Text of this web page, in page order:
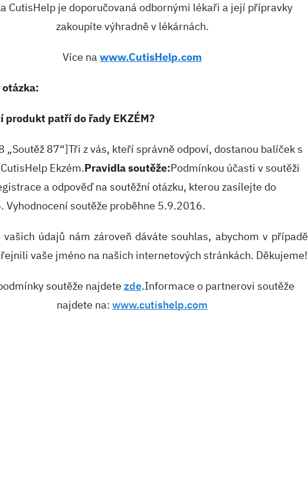
CutisHelp je doporučovaná odbornými lékaři a její přípravky
zakoupíte výhradně v lékárnách.
Více na www.CutisHelp.com
produkt patří do řady EKZÉM?
„Soutěž 87“]Tři z vás, kteří správně odpoví, dostanou balíček s
Ekzém.Pravidla soutěže:Podmínkou účasti v soutěži
a odpověď na soutěžní otázku, kterou zasílejte do
Vyhodnocení soutěže proběhne 5.9.2016.
vašich údajů nám zároveň dáváte souhlas, abychom v případě
vaše jméno na našich internetových stránkách. Děkujeme!
soutěže najdete zde.Informace o partnerovi soutěže
najdete na: www.cutishelp.com